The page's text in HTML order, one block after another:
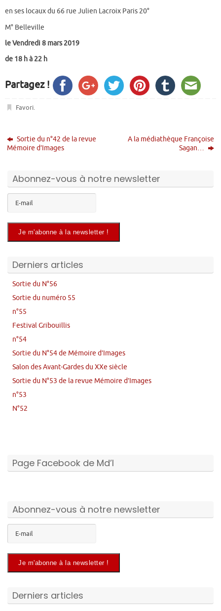
en ses locaux du 66 rue Julien Lacroix Paris 20°
M° Belleville
le Vendredi 8 mars 2019
de 18 h à 22 h
Partagez !
Favori.
Sortie du n°42 de la revue
Mémoire d’Images
A la médiathèque Françoise
Sagan…
Abonnez-vous à notre newsletter
Derniers articles
Sortie du N°56
Sortie du numéro 55
n°55
Festival Gribouillis
n°54
Sortie du N°54 de Mémoire d’Images
Salon des Avant-Gardes du XXe siècle
Sortie du N°53 de la revue Mémoire d’Images
n°53
N°52
Page Facebook de Md’I
Abonnez-vous à notre newsletter
Derniers articles